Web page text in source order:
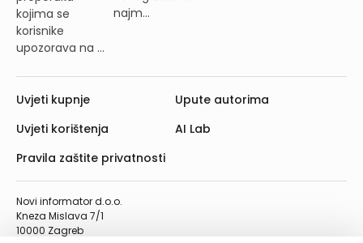
kojima se
korisnike
upozorava na ...
najm...
Novi informator d.o.o.
Kneza Mislava 7/1
10000 Zagreb
Uvjeti kupnje
Uvjeti korištenja
Pravila zaštite privatnosti
Upute autorima
AI Lab